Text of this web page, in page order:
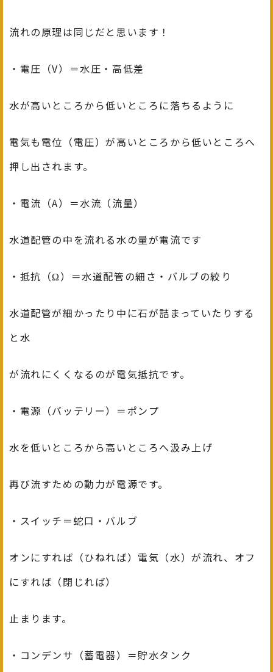
流れの原理は同じだと思います！
・電圧（V）＝水圧・高低差
水が高いところから低いところに落ちるように
電気も電位（電圧）が高いところから低いところへ
押し出されます。
・電流（A）＝水流（流量）
水道配管の中を流れる水の量が電流です
・抵抗（Ω）＝水道配管の細さ・バルブの絞り
水道配管が細かったり中に石が詰まっていたりする
と水
が流れにくくなるのが電気抵抗です。
・電源（バッテリー）＝ポンプ
水を低いところから高いところへ汲み上げ
再び流すための動力が電源です。
・スイッチ＝蛇口・バルブ
オンにすれば（ひねれば）電気（水）が流れ、オフ
にすれば（閉じれば）
止まります。
・コンデンサ（蓄電器）＝貯水タンク